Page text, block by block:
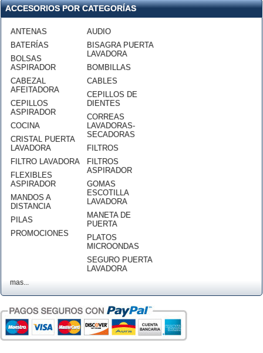
ACCESORIOS POR CATEGORÍAS
ANTENAS
BATERÍAS
BOLSAS
ASPIRADOR
CABEZAL
AFEITADORA
CEPILLOS
ASPIRADOR
COCINA
CRISTAL PUERTA
LAVADORA
FILTRO LAVADORA
FLEXIBLES
ASPIRADOR
MANDOS A
DISTANCIA
PILAS
PROMOCIONES
AUDIO
BISAGRA PUERTA
LAVADORA
BOMBILLAS
CABLES
CEPILLOS DE
DIENTES
CORREAS
LAVADORAS-
SECADORAS
FILTROS
FILTROS
ASPIRADOR
GOMAS
ESCOTILLA
LAVADORA
MANETA DE
PUERTA
PLATOS
MICROONDAS
SEGURO PUERTA
LAVADORA
mas...